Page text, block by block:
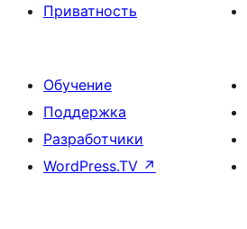
Приватность
Обучение
Поддержка
Разработчики
WordPress.TV ↗